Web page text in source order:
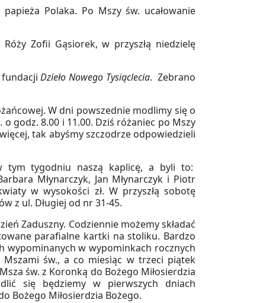
Polaka. Po Mszy św. ucałowanie
Zofii Gąsiorek, w przyszłą niedzielę
fundacjiDzieło Nowego Tysiąclecia. Zebrano
W dni powszednie modlimy się o
godz. 8.00 i 11.00. Dziś różaniec po Mszy
tak abyśmy szczodrze odpowiedzieli
tym tygodniu naszą kaplicę, a byli to:
Młynarczyk, Jan Młynarczyk i Piotr
w wysokości zł. W przyszłą sobotę
z ul. Długiej od nr 31-45.
Zaduszny. Codziennie możemy składać
parafialne kartki na stoliku. Bardzo
wypominanych w wypominkach rocznych
św., a co miesiąc w trzeci piątek
św. z Koronką do Bożego Miłosierdzia
się będziemy w pierwszych dniach
Bożego Miłosierdzia Bożego.